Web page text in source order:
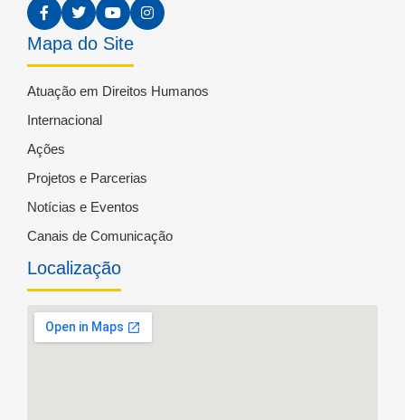
Mapa do Site
Atuação em Direitos Humanos
Internacional
Ações
Projetos e Parcerias
Notícias e Eventos
Canais de Comunicação
Localização